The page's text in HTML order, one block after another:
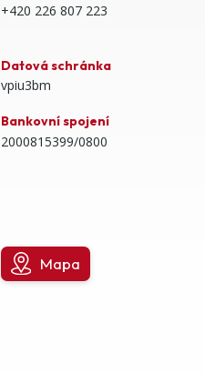
+420 226 807 223
Datová schránka
vpiu3bm
Bankovní spojení
2000815399/0800
Mapa